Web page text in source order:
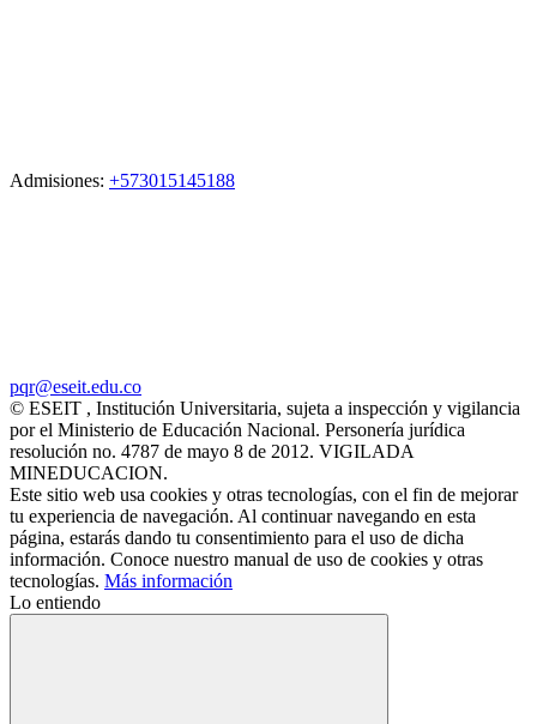
Admisiones: +573015145188
pqr@eseit.edu.co
© ESEIT , Institución Universitaria, sujeta a inspección y vigilancia
por el Ministerio de Educación Nacional. Personería jurídica
resolución no. 4787 de mayo 8 de 2012. VIGILADA
MINEDUCACION.
Este sitio web usa cookies y otras tecnologías, con el fin de mejorar
tu experiencia de navegación. Al continuar navegando en esta
página, estarás dando tu consentimiento para el uso de dicha
información. Conoce nuestro manual de uso de cookies y otras
tecnologías. Más información
Lo entiendo